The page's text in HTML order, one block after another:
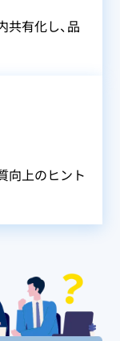
共有化し、品
向上のヒント